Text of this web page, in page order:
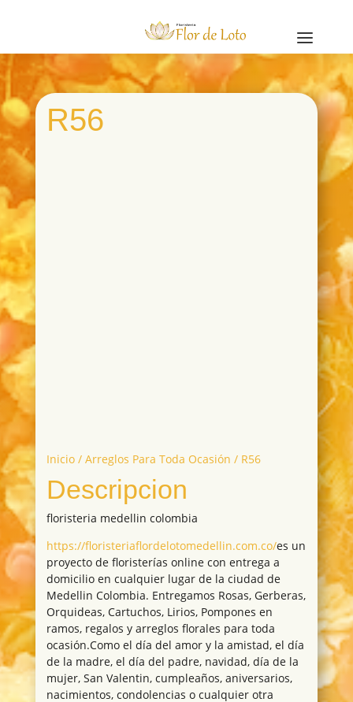
a
R56
Inicio/ Arreglos Para Toda Ocasión / R56
Descripcion
floristeria medellin colombia
https://floristeriaflordelotomedellin.com.co/es un
proyecto de floristerías online con entrega a
domicilio en cualquier lugar de la ciudad de
Medellin Colombia. Entregamos Rosas, Gerberas,
Orquideas, Cartuchos, Lirios, Pompones en
ramos, regalos y arreglos florales para toda
ocasión.Como el día del amor y la amistad, el día
de la madre, el día del padre, navidad, día de la
mujer, San Valentin, cumpleaños, aniversarios,
nacimientos, condolencias o cualquier otra